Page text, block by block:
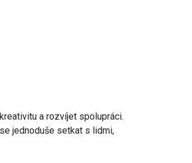
a rozvíjet spolupráci.
jednoduše setkat s lidmi,